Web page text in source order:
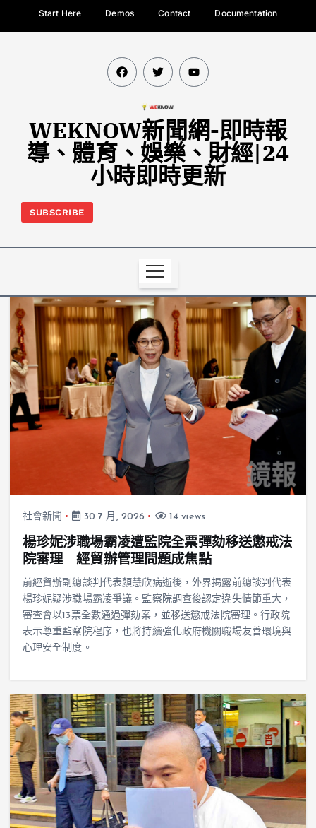
Start Here Demos Contact Documentation
WEKNOW新聞網-即時報
導、體育、娛樂、財經|24
小時即時更新
SUBSCRIBE
社會新聞 30 7 月, 2026 14 views
楊珍妮涉職場霸凌遭監院全票彈劾移送懲戒法
院審理 經貿辦管理問題成焦點
前經貿辦副總談判代表顏慧欣病逝後，外界揭露前總談判代表
楊珍妮疑涉職場霸凌爭議。監察院調查後認定違失情節重大，
審查會以13票全數通過彈劾案，並移送懲戒法院審理。行政院
表示尊重監察院程序，也將持續強化政府機關職場友善環境與
心理安全制度。